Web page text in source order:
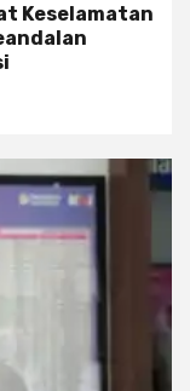
Keselamatan